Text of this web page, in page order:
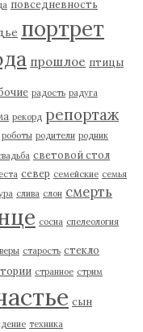
повседневность
портрет
прошлое птицы
радость радуга
рекорд репортаж
роботы родители родник
световой стол
север семейские семья
слива слон смерть
сосна спелеология
старость стекло
странное стрим
сын
техника